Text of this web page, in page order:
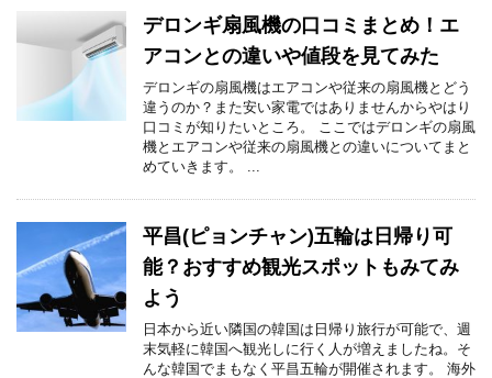
デロンギ扇風機の口コミまとめ！エ
アコンとの違いや値段を見てみた
デロンギの扇風機はエアコンや従来の扇風機とどう
違うのか？また安い家電ではありませんからやはり
口コミが知りたいところ。 ここではデロンギの扇風
機とエアコンや従来の扇風機との違いについてまと
めていきます。 ...
平昌(ピョンチャン)五輪は日帰り可
能？おすすめ観光スポットもみてみ
よう
日本から近い隣国の韓国は日帰り旅行が可能で、週
末気軽に韓国へ観光しに行く人が増えましたね。そ
んな韓国でまもなく平昌五輪が開催されます。 海外